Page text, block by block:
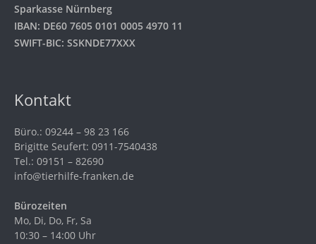
Sparkasse Nürnberg
IBAN: DE60 7605 0101 0005 4970 11
SWIFT-BIC: SSKNDE77XXX
Kontakt
Büro.: 09244 – 98 23 166
Brigitte Seufert: 0911-7540438
Tel.: 09151 – 82690
info@tierhilfe-franken.de
Bürozeiten
Mo, Di, Do, Fr, Sa
10:30 – 14:00 Uhr